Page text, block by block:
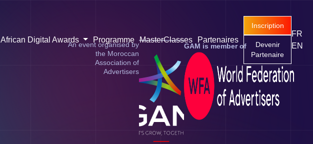
Inscription
Devenir
Partenaire
FR
EN
African Digital Awards Programme MasterClasses Partenaires
An event organised by
the Moroccan
Association of
Advertisers
GAM is member of